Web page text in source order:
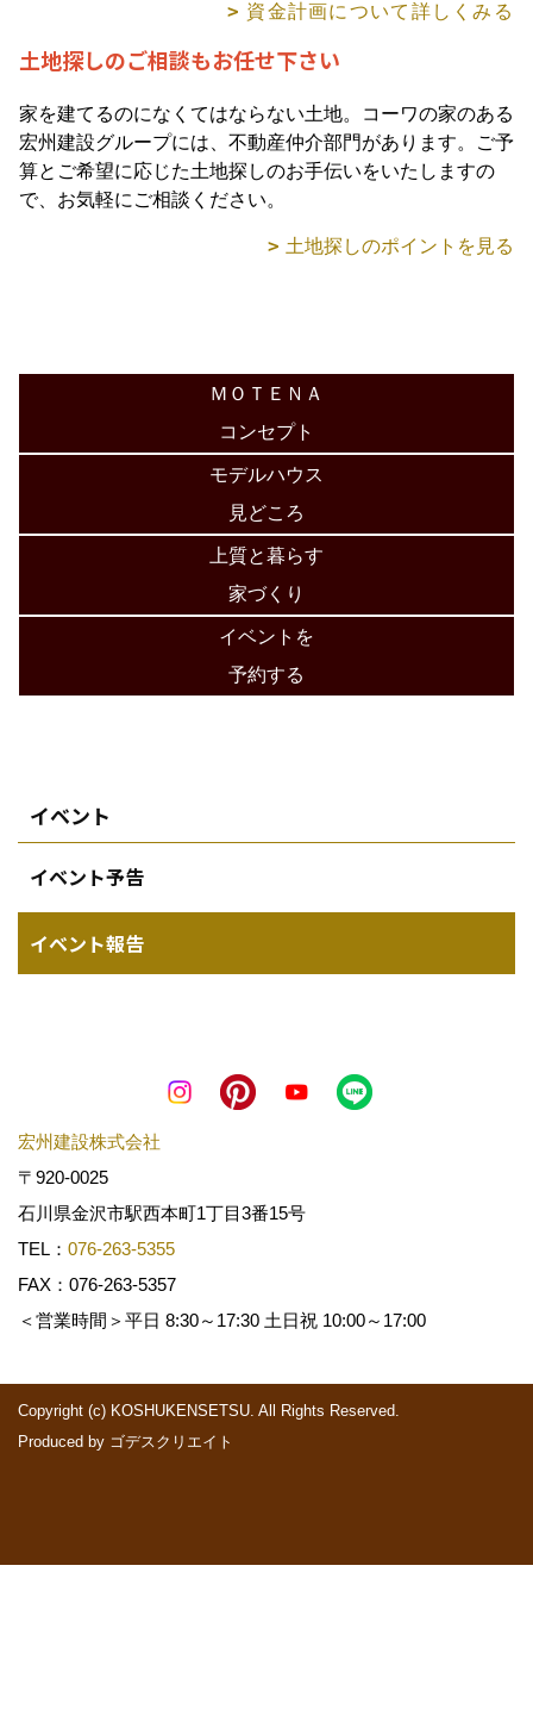
資金計画について詳しくみる
土地探しのご相談もお任せ下さい
家を建てるのになくてはならない土地。コーワの家のある
宏州建設グループには、不動産仲介部門があります。ご予
算とご希望に応じた土地探しのお手伝いをいたしますの
で、お気軽にご相談ください。
土地探しのポイントを見る
ＭＯＴＥＮＡ
コンセプト
モデルハウス
見どころ
上質と暮らす
家づくり
イベントを
予約する
イベント
イベント予告
イベント報告
宏州建設株式会社
〒920-0025
石川県金沢市駅西本町1丁目3番15号
TEL： 076-263-5355
FAX：076-263-5357
＜営業時間＞平日 8:30～17:30 土日祝 10:00～17:00
Copyright (c) KOSHUKENSETSU. All Rights Reserved.
Produced by ゴデスクリエイト